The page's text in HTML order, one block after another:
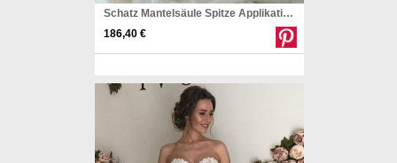
Schatz Mantelsäule Spitze Applikationen Strand Brautkleid Brautkleid Twa5172
186,40 €